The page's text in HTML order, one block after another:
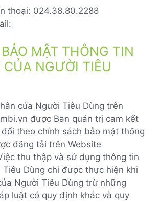
thoại: 024.38.80.2288
MẬT THÔNG TIN
NGƯỜI TIÊU
của Người Tiêu Dùng trên
được Ban quản trị cam kết
theo chính sách bảo mật thông
đăng tải trên Website
thu thập và sử dụng thông tin
Tiêu Dùng chỉ được thực hiện khi
Người Tiêu Dùng trừ những
luật có quy định khác và quy